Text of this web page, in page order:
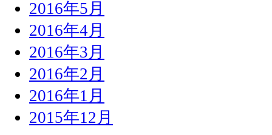
2016年5月
2016年4月
2016年3月
2016年2月
2016年1月
2015年12月